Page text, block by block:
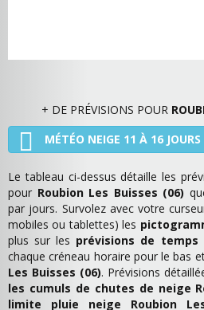
+ DE PRÉVISIONS POUR
MÉTÉO NEIGE 11 À 16
Le tableau ci-dessus détaille les
pour Roubion Les Buisses (06)
par jours. Survolez avec votre
mobiles ou tablettes) les
plus sur les prévisions de temps
chaque créneau horaire pour le bas
Les Buisses (06). Prévisions
les cumuls de chutes de neige
limite pluie neige Roubion